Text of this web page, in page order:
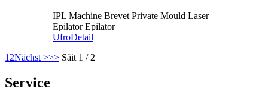
IPL Machine Brevet Private Mould Laser
Epilator Epilator
UfroDetail
1 2Nächst >>> Säit 1 / 2
Service